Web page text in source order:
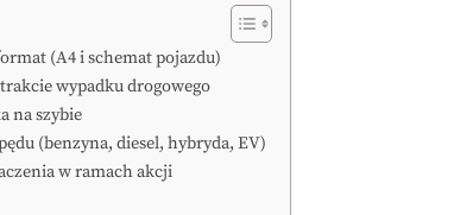
(A4 i schemat pojazdu)
wypadku drogowego
na szybie
(benzyna, diesel, hybryda, EV)
w ramach akcji